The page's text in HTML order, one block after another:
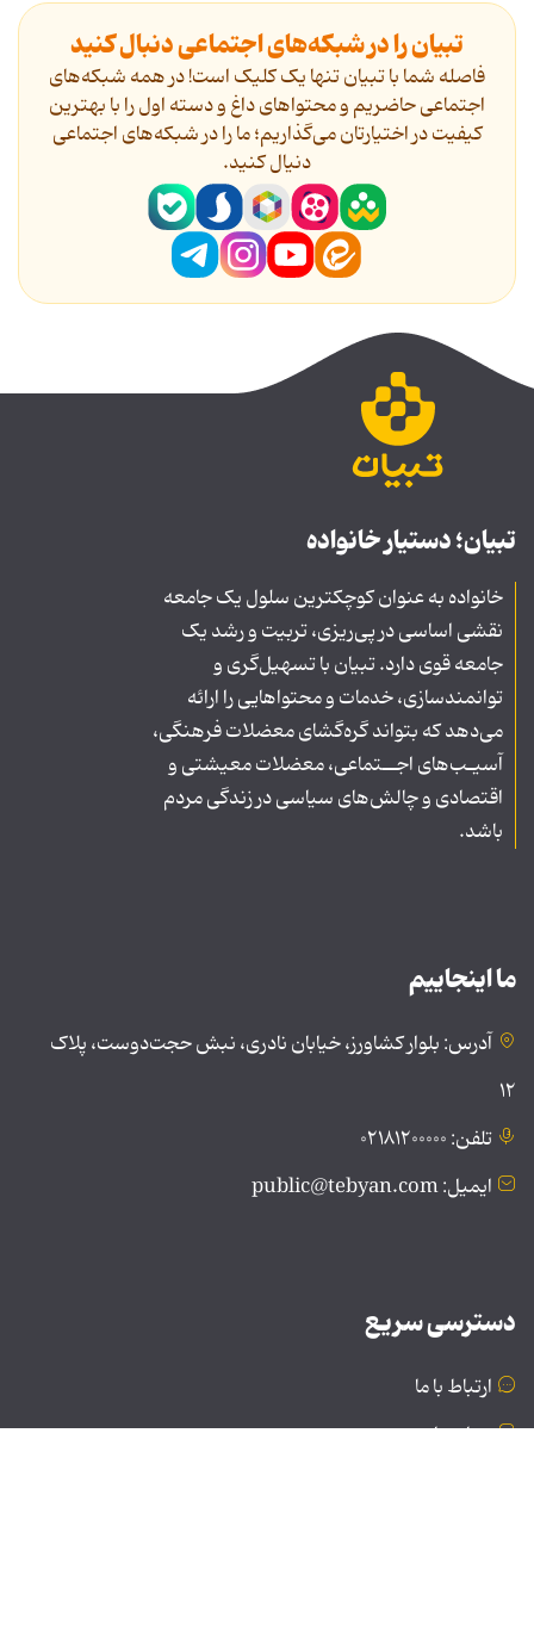
تبیان را در شبکه‌های اجتماعی دنبال کنید
فاصله شما با تبیان تنها یک کلیک است! در همه شبکه‌های
اجتماعی حاضریم و محتواهای داغ و دسته اول را با بهترین
کیفیت در اختیارتان می‌گذاریم؛ ما را در شبکه‌های اجتماعی
دنیال کنید.
تبیان؛ دستیار خانواده
خانواده به عنوان کوچکترین سلول یک جامعه
نقشی اساسی در پی‌ریزی، تربیت و رشد یک
جامعه قوی دارد. تبیان با تسهیل‌گری و
توانمندسازی، خدمات و محتواهایی را ارائه
می‌دهد که بتواند گره‌گشای معضلات فرهنگی،
آسیـب‌های اجــتماعی، معضلات معیشتی و
اقتصادی و چالش‌های سیاسی در زندگی مردم
باشد.
ما اینجاییم
آدرس: بلوار کشاورز، خیابان نادری، نبش حجت‌دوست، پلاک
۱۲
تلفن: ۰۲۱۸۱۲۰۰۰۰۰
ایمیل: public@tebyan.com
دسترسی سریع
ارتباط با ما
درباره ما